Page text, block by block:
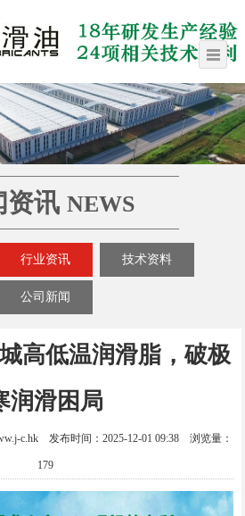
资讯 NEWS
行业资讯 技术资料
公司新闻
高低温润滑脂，破极
润滑困局
c.hk 发布时间：2025-12-01 09:38 浏览量：
179